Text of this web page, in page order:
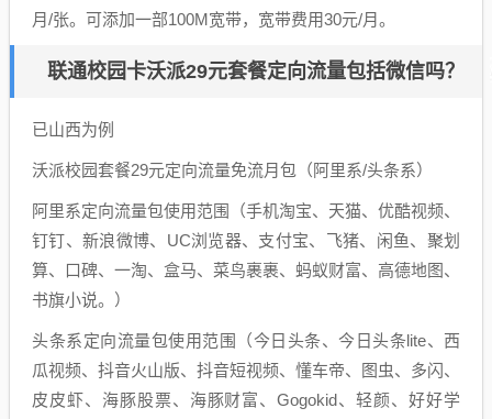
月/张。可添加一部100M宽带，宽带费用30元/月。
联通校园卡沃派29元套餐定向流量包括微信吗？
已山西为例
沃派校园套餐29元定向流量免流月包（阿里系/头条系）
阿里系定向流量包使用范围（手机淘宝、天猫、优酷视频、
钉钉、新浪微博、UC浏览器、支付宝、飞猪、闲鱼、聚划
算、口碑、一淘、盒马、菜鸟裹裹、蚂蚁财富、高德地图、
书旗小说。）
头条系定向流量包使用范围（今日头条、今日头条lite、西
瓜视频、抖音火山版、抖音短视频、懂车帝、图虫、多闪、
皮皮虾、海豚股票、海豚财富、Gogokid、轻颜、好好学